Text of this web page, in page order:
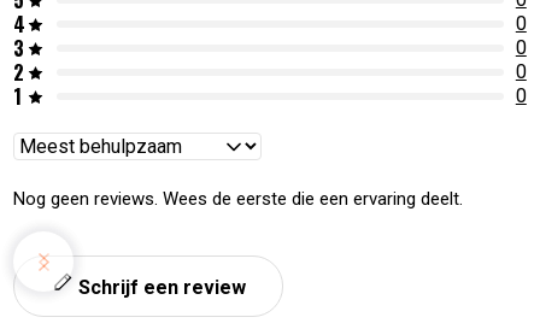
Artikelnummer:
4 0
3 0
2 0
1 0
Reviews
Nog geen reviews. Wees de eerste die een ervaring deelt.
Schrijf een review